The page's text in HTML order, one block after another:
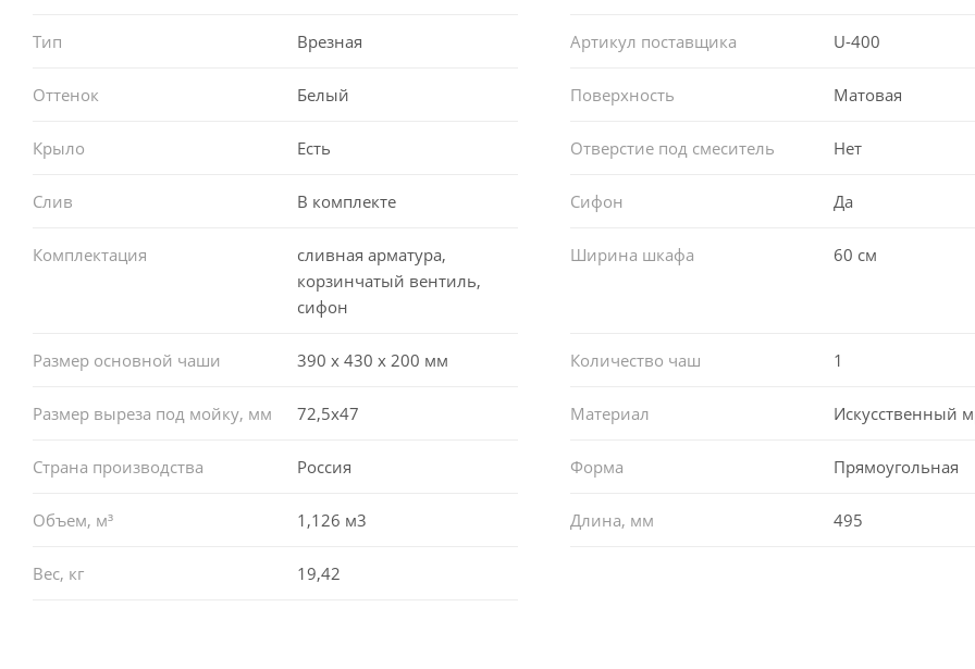
Тип Врезная Артикул поставщика U-400
Оттенок Белый Поверхность Матовая
Крыло Есть Отверстие под смеситель Нет
Слив В комплекте Сифон Да
Комплектация
сливная арматура,
корзинчатый вентиль,
сифон
Ширина шкафа 60 см
Размер основной чаши 390 х 430 х 200 мм Количество чаш 1
Размер выреза под мойку, мм 72,5x47 Материал Искусственный
Страна производства Россия Форма Прямоугольная
Объем, м³ 1,126 м3 Длина, мм 495
Вес, кг 19,42